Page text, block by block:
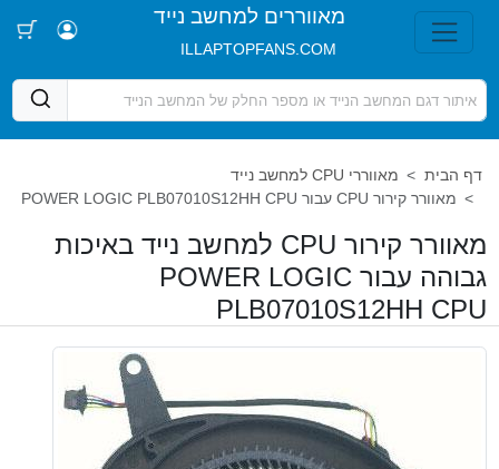
מאווררים למחשב נייד
ILLAPTOPFANS.COM
דף הבית
מאווררי CPU למחשב נייד
מאוורר קירור CPU עבור POWER LOGIC PLB07010S12HH CPU
מאוורר קירור CPU למחשב נייד באיכות
גבוהה עבור POWER LOGIC
PLB07010S12HH CPU